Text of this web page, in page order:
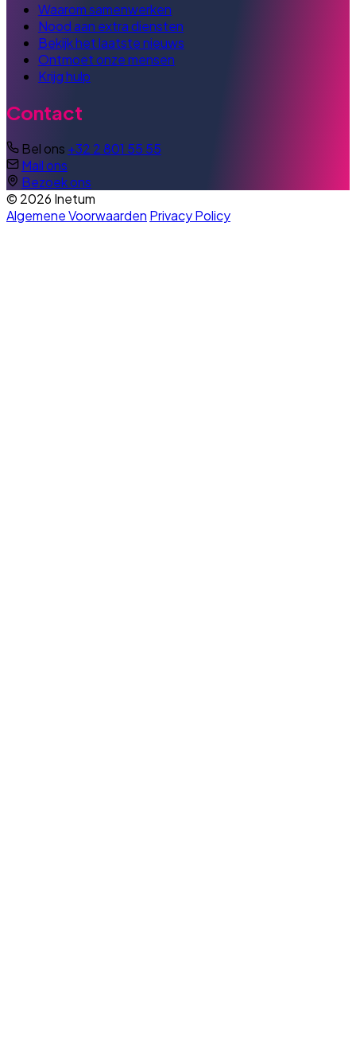
Waarom samenwerken
Nood aan extra diensten
Bekijk het laatste nieuws
Ontmoet onze mensen
Krijg hulp
Contact
Bel ons +32 2 801 55 55
Mail ons
Bezoek ons
© 2026 Inetum
Algemene Voorwaarden Privacy Policy